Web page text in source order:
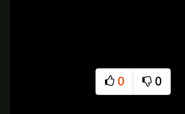
0
추천
0
비추천